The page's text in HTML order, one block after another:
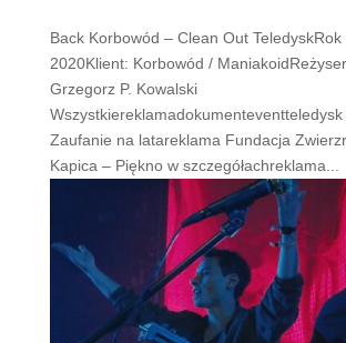
Back Korbowód – Clean Out TeledyskRok
2020Klient: Korbowód /
Grzegorz P. Kowalski
Zaufanie na latareklama Fundacja
Kapica – Piękno w szczegółachreklama...